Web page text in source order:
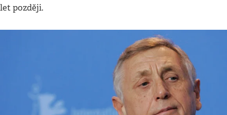
let později.